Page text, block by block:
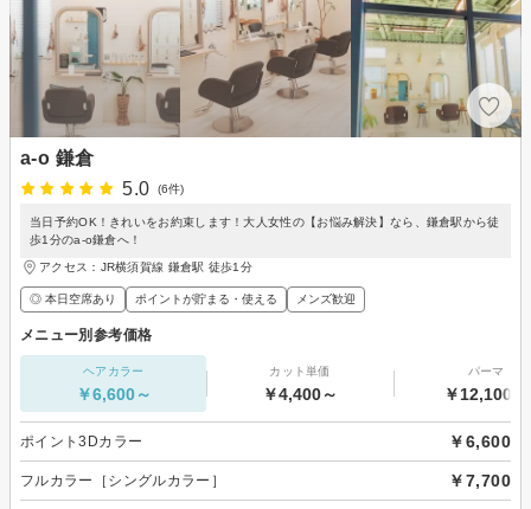
a-o 鎌倉
5.0
(6件)
当日予約OK！きれいをお約束します！大人女性の【お悩み解決】なら、鎌倉駅から徒
歩1分のa-o鎌倉へ！
アクセス：JR横須賀線 鎌倉駅 徒歩1分
◎ 本日空席あり ポイントが貯まる・使える メンズ歓迎
メニュー別参考価格
ヘアカラー
￥6,600～
カット単価
￥4,400～
パーマ
￥12,100～
ポイント3Dカラー ￥6,600
フルカラー［シングルカラー］ ￥7,700